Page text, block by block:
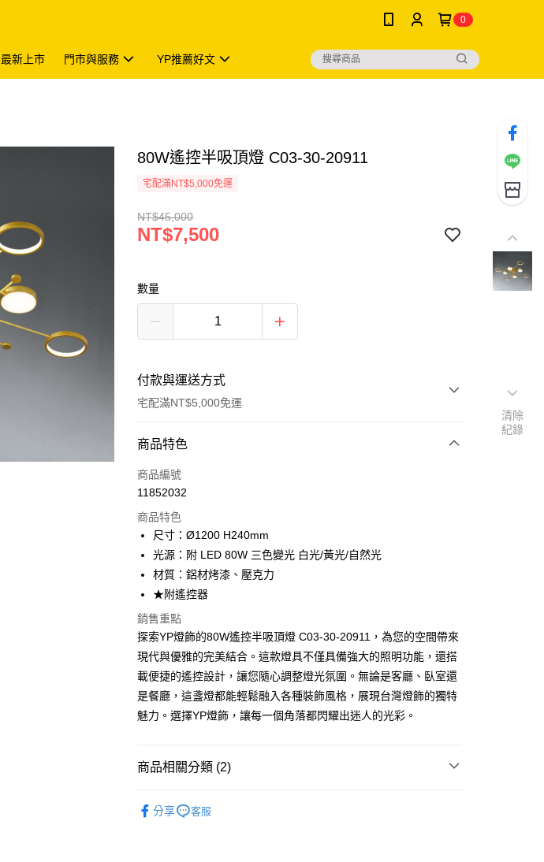
0
最新上市 門市與服務 YP推薦好文
80W遙控半吸頂燈 C03-30-20911
宅配滿NT$5,000免運
NT$45,000
NT$7,500
數量
付款與運送方式
宅配滿NT$5,000免運
付款方式
信用卡一次付款
Apple Pay
街口支付
悠遊付
Google Pay
AFTEE先享後付
相關說明
【關於「AFTEE先享後付」】
AFTEE先享後付是「在收到商品之後才付款」的支付方式。 讓您購物簡單
２．便利：只要手機號碼，簡訊認證，即可結帳。
【「AFTEE先享後付」結帳流程】
ATM付款
運送方式
新竹貨運宅配
商品特色
商品編號
11852032
商品特色
尺寸：Ø1200 H240mm
光源：附 LED 80W 三色變光 白光/黃光/自然光
材質：鋁材烤漆、壓克力
★附遙控器
銷售重點
探索YP燈飾的80W遙控半吸頂燈 C03-30-20911，為您的空間帶來
現代與優雅的完美結合。這款燈具不僅具備強大的照明功能，還搭
載便捷的遙控設計，讓您隨心調整燈光氛圍。無論是客廳、臥室還
是餐廳，這盞燈都能輕鬆融入各種裝飾風格，展現台灣燈飾的獨特
魅力。選擇YP燈飾，讓每一個角落都閃耀出迷人的光彩。
商品相關分類 (2)
分享 客服
清除
紀錄